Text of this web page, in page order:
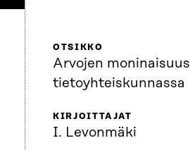
OTSIKKO
Arvojen moninaisuus
tietoyhteiskunnassa
KIRJOITTAJAT
I. Levonmäki